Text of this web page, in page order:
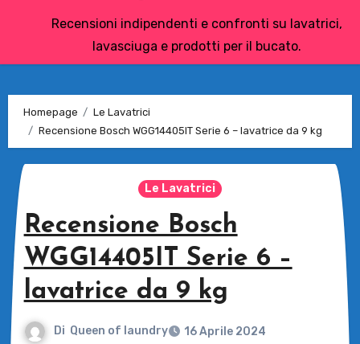
Recensioni indipendenti e confronti su lavatrici,
lavasciuga e prodotti per il bucato.
Homepage
Le Lavatrici
Recensione Bosch WGG14405IT Serie 6 – lavatrice da 9 kg
Le Lavatrici
Recensione Bosch
WGG14405IT Serie 6 –
lavatrice da 9 kg
Di Queen of laundry
16 Aprile 2024